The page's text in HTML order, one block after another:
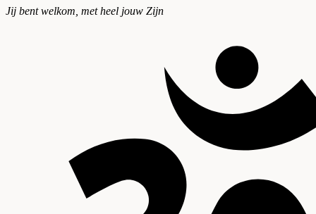
Jij bent welkom, met heel jouw Zijn